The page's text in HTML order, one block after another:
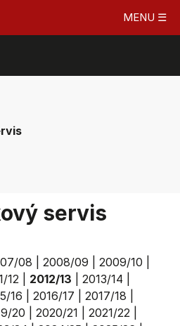
MENU ☰
servis
08 2008/09 2009/10
12 2012/13 2013/14
16 2016/17 2017/18
20 2020/21 2021/22